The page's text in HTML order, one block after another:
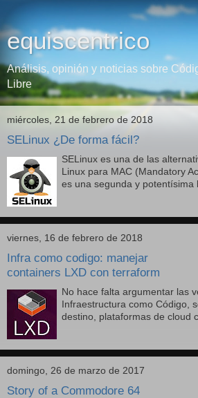
equiscentrico
Análisis, opinión y noticias sobre
Libre
miércoles, 21 de febrero de 2018
SELinux ¿De forma fácil?
SELinux es una de las
Linux para MAC (Mandatory
es una segunda y potentísima
viernes, 16 de febrero de 2018
Infra como codigo: manejar
containers LXD con terraform
No hace falta argumentar las
Infraestructura como Código,
destino, plataformas de cloud
domingo, 26 de marzo de 2017
Story of a Commodore 64